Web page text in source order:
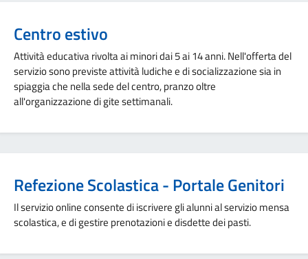
Centro estivo
Attività educativa rivolta ai minori dai 5 ai 14 anni. Nell'offerta del
servizio sono previste attività ludiche e di socializzazione sia in
spiaggia che nella sede del centro, pranzo oltre
all'organizzazione di gite settimanali.
Refezione Scolastica - Portale Genitori
Il servizio online consente di iscrivere gli alunni al servizio mensa
scolastica, e di gestire prenotazioni e disdette dei pasti.